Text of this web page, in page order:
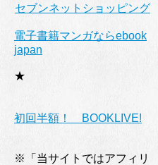
セブンネットショッピング
電子書籍マンガならebook
japan
★
初回半額！ BOOKLIVE!
※「当サイトではアフィリ